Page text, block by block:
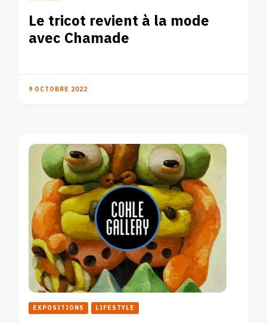
Le tricot revient à la mode
avec Chamade
9 OCTOBRE 2022
EXPOSITIONS LIFESTYLE